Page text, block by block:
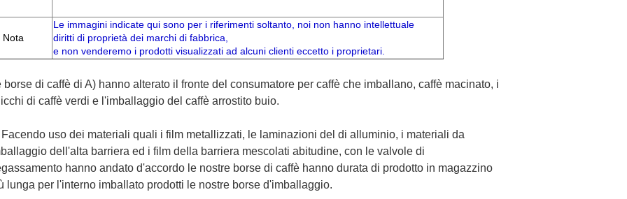
Nota
Le immagini indicate qui sono per i riferimenti soltanto, noi non hanno intellettuale
diritti di proprietà dei marchi di fabbrica,
e non venderemo i prodotti visualizzati ad alcuni clienti eccetto i proprietari.
borse di caffè di A) hanno alterato il fronte del consumatore per caffè che imballano, caffè macinato, i
di caffè verdi e l'imballaggio del caffè arrostito buio.
Facendo uso dei materiali quali i film metallizzati, le laminazioni del di alluminio, i materiali da
dell'alta barriera ed i film della barriera mescolati abitudine, con le valvole di
hanno andato d'accordo le nostre borse di caffè hanno durata di prodotto in magazzino
lunga per l'interno imballato prodotti le nostre borse d'imballaggio.